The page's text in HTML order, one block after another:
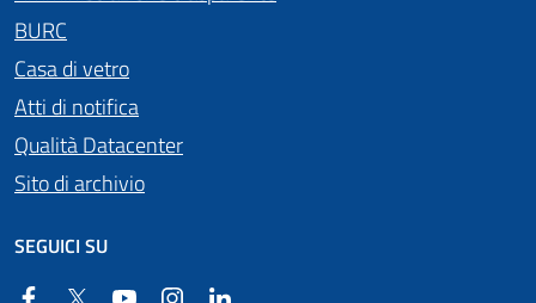
BURC
Casa di vetro
Atti di notifica
Qualità Datacenter
Sito di archivio
SEGUICI SU
FacebookTwitter YouTube Instagram